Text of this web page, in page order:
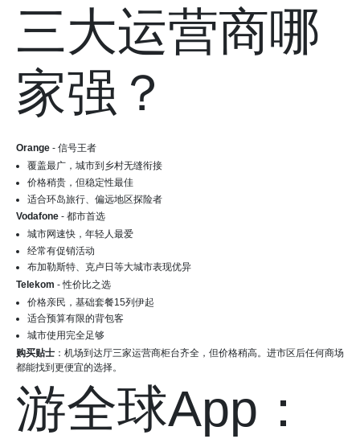
三大运营商哪
家强？
Orange - 信号王者
覆盖最广，城市到乡村无缝衔接
价格稍贵，但稳定性最佳
适合环岛旅行、偏远地区探险者
Vodafone - 都市首选
城市网速快，年轻人最爱
经常有促销活动
布加勒斯特、克卢日等大城市表现优异
Telekom - 性价比之选
价格亲民，基础套餐15列伊起
适合预算有限的背包客
城市使用完全足够
购买贴士 ：机场到达厅三家运营商柜台齐全，但价格稍高。进市区后任何商场
都能找到更便宜的选择。
游全球App：